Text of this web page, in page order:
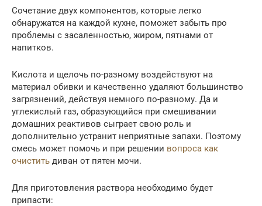
Сочетание двух компонентов, которые легко
обнаружатся на каждой кухне, поможет забыть про
проблемы с засаленностью, жиром, пятнами от
напитков.
Кислота и щелочь по-разному воздействуют на
материал обивки и качественно удаляют большинство
загрязнений, действуя немного по-разному. Да и
углекислый газ, образующийся при смешивании
домашних реактивов сыграет свою роль и
дополнительно устранит неприятные запахи. Поэтому
смесь может помочь и при решении вопроса как
очистить диван от пятен мочи.
Для приготовления раствора необходимо будет
припасти: